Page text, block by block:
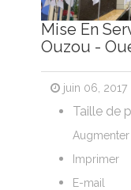
Mise En
Ouzou -
juin 06, 2017
Taille de
Imprimer
E-mail